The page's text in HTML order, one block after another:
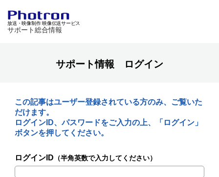
放送・映像制作 映像伝送サービス
サポート総合情報
サポート情報 ログイン
この記事はユーザー登録されている方のみ、ご覧いた
だけます。
ログインID、パスワードをご入力の上、「ログイン」
ボタンを押してください。
ログインID （半角英数で入力してください）